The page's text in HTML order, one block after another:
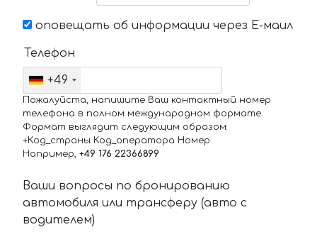
оповещать об информации через Е-маил
Телефон
+49
Пожалуйста, напишите Ваш контактный номер
телефона в полном международном формате.
Формат выглядит следующим образом:
+Код_страны Код_оператора Номер
Например, +49 176 22366899
Ваши вопросы по бронированию
автомобиля или трансферу (авто с
водителем)